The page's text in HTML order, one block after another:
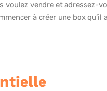
voulez vendre et adressez-
à créer une box qu’il